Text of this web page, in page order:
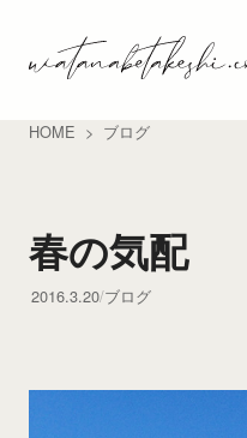
HOME ブログ
春の気配
2016.3.20 ブログ